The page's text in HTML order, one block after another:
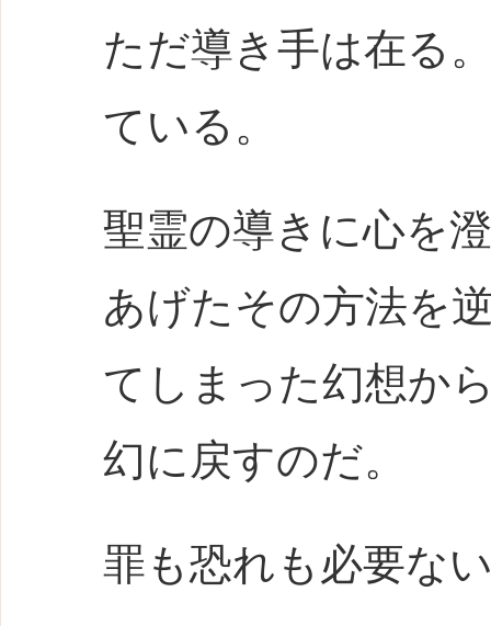
ただ導き手は在る
ている。
聖霊の導きに心を
あげたその方法を
てしまった幻想か
幻に戻すのだ。
罪も恐れも必要な